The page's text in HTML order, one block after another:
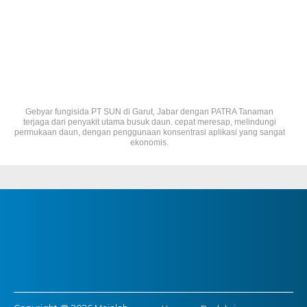
Gebyar fungisida PT SUN di Garut, Jabar dengan PATRA Tanaman
terjaga dari penyakit utama busuk daun. cepat meresap, melindungi
permukaan daun, dengan penggunaan konsentrasi aplikasi yang sangat
ekonomis.